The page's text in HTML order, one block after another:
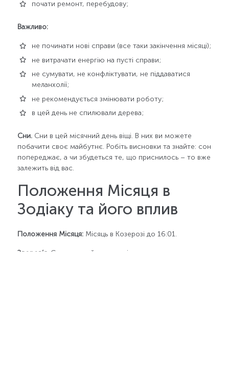
почати ремонт, перебудову;
Важливо:
не починати нові справи (все таки закінчення місяці);
не витрачати енергію на пусті справи;
не сумувати, не конфліктувати, не піддаватися
меланхолії;
не рекомендується змінювати роботу;
в цей день не спилювали дерева;
Сни.Сни в цей місячний день віщі. В них ви можете
побачити своє майбутнє. Робіть висновки та знайте: сон
попереджає, а чи збудеться те, що приснилось – то вже
залежить від вас.
Положення Місяця в
Зодіаку та його вплив
Положення Місяця:Місяць в Козерозі до 16:01.
Здоров’я. Сприятливий час для лікування шлунку,